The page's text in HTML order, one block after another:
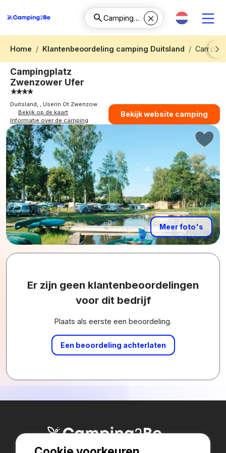
Home Klantenbeoordeling camping Duitsland
Next
Campingplatz
Zwenzower Ufer
Duitsland, , Userin Ot Zwenzow
Bekijk op de kaart
Informatie over de camping
Bekijk website camping
Meer foto's
Er zijn geen klantenbeoordelingen
voor dit bedrijf
Plaats als eerste een beoordeling.
Een beoordeling achterlaten